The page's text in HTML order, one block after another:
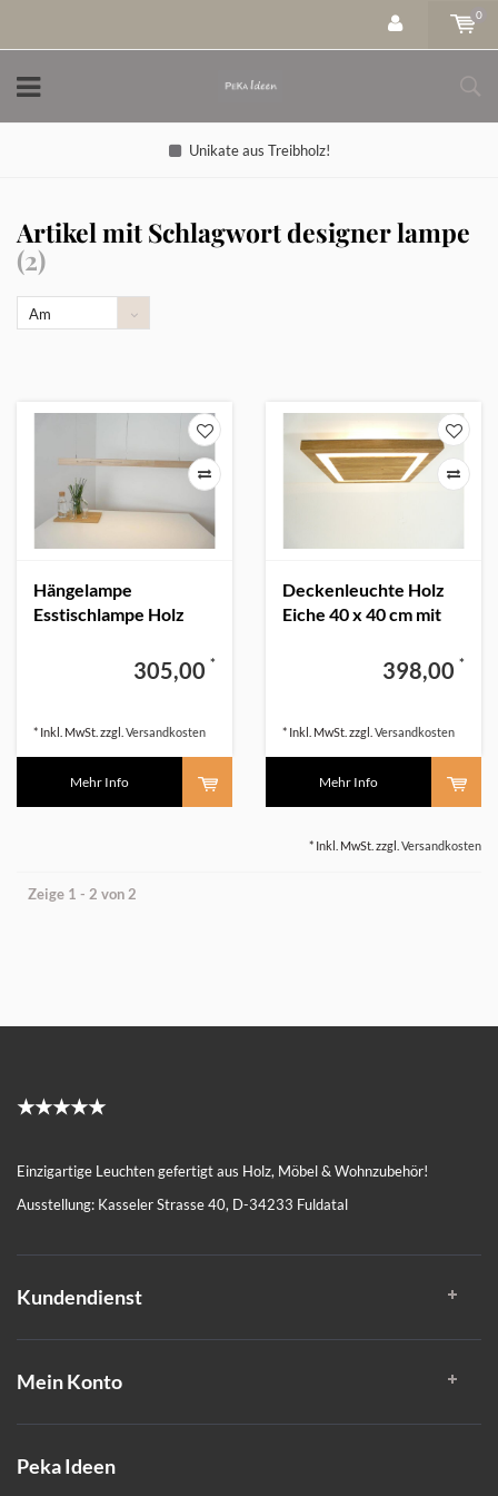
0
Unikate aus Treibholz!
Artikel mit Schlagwort designer lampe
(2)
Am
Hängelampe
Esstischlampe Holz
305,00 *
* Inkl. MwSt. zzgl. Versandkosten
Mehr Info
Deckenleuchte Holz
Eiche 40 x 40 cm mit
398,00 *
* Inkl. MwSt. zzgl. Versandkosten
Mehr Info
* Inkl. MwSt. zzgl. Versandkosten
Zeige 1 - 2 von 2
★★★★★
Einzigartige Leuchten gefertigt aus Holz, Möbel & Wohnzubehör!
Ausstellung: Kasseler Strasse 40, D-34233 Fuldatal
Kundendienst
Mein Konto
Peka Ideen